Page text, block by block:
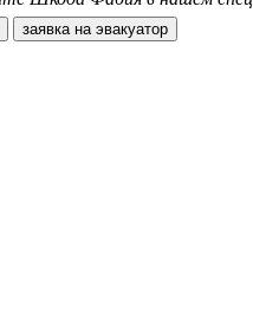
заявка на эвакуатор